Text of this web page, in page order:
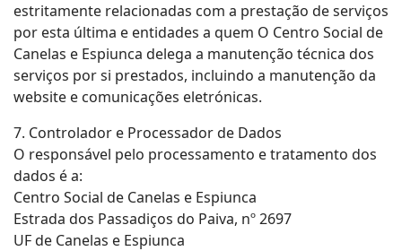
estritamente relacionadas com a prestação de serviços
por esta última e entidades a quem O Centro Social de
Canelas e Espiunca delega a manutenção técnica dos
serviços por si prestados, incluindo a manutenção da
website e comunicações eletrónicas.
7. Controlador e Processador de Dados
O responsável pelo processamento e tratamento dos
dados é a:
Centro Social de Canelas e Espiunca
Estrada dos Passadiços do Paiva, nº 2697
UF de Canelas e Espiunca